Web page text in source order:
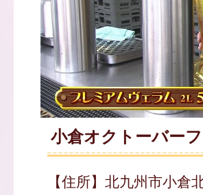
小倉オクトーバー
【住所】北九州市小倉